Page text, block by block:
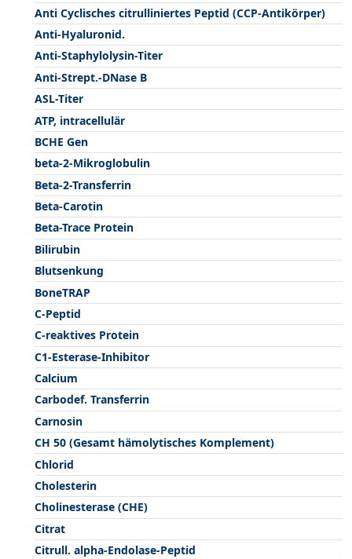
Anti Cyclisches citrulliniertes Peptid (CCP-Antikörper)
Anti-Hyaluronid.
Anti-Staphylolysin-Titer
Anti-Strept.-DNase B
ASL-Titer
ATP, intracellulär
BCHE Gen
beta-2-Mikroglobulin
Beta-2-Transferrin
Beta-Carotin
Beta-Trace Protein
Bilirubin
Blutsenkung
BoneTRAP
C-Peptid
C-reaktives Protein
C1-Esterase-Inhibitor
Calcium
Carbodef. Transferrin
Carnosin
CH 50 (Gesamt hämolytisches Komplement)
Chlorid
Cholesterin
Cholinesterase (CHE)
Citrat
Citrull. alpha-Endolase-Peptid